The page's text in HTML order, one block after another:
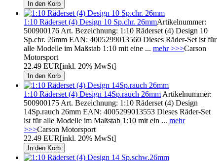
1:10 Räderset (4) Design 10 Sp.chr. 26mmArtikelnummer:
500900176 Art. Bezeichnung: 1:10 Räderset (4) Design 10
Sp.chr. 26mm EAN: 4005299013560 Dieses Räder-Set ist für
alle Modelle im Maßstab 1:10 mit eine ... mehr >>>Carson
Motorsport
22.49 EUR[inkl. 20% MwSt]
1:10 Räderset (4) Design 14Sp.rauch 26mm Artikelnummer:
500900175 Art. Bezeichnung: 1:10 Räderset (4) Design
14Sp.rauch 26mm EAN: 4005299013553 Dieses Räder-Set
ist für alle Modelle im Maßstab 1:10 mit ein ... mehr
>>>Carson Motorsport
22.49 EUR[inkl. 20% MwSt]